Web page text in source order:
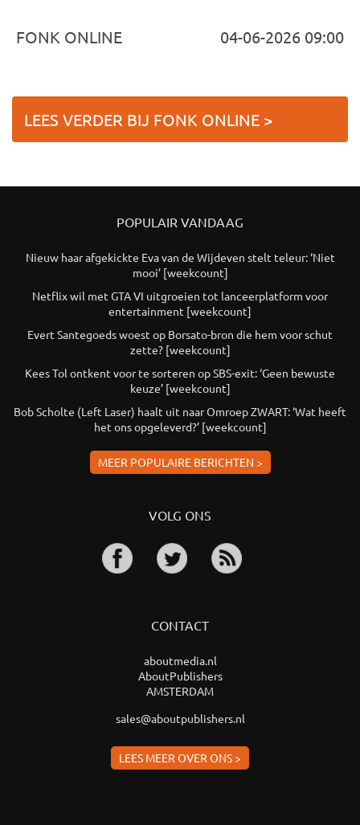
FONK ONLINE 04-06-2026 09:00
LEES VERDER BIJ FONK ONLINE >
POPULAIR VANDAAG
Nieuw haar afgekickte Eva van de Wijdeven stelt teleur: ‘Niet
mooi’ [weekcount]
Netflix wil met GTA VI uitgroeien tot lanceerplatform voor
entertainment [weekcount]
Evert Santegoeds woest op Borsato-bron die hem voor schut
zette? [weekcount]
Kees Tol ontkent voor te sorteren op SBS-exit: ‘Geen bewuste
keuze’ [weekcount]
Bob Scholte (Left Laser) haalt uit naar Omroep ZWART: ‘Wat heeft
het ons opgeleverd?’ [weekcount]
MEER POPULAIRE BERICHTEN >
VOLG ONS
CONTACT
aboutmedia.nl
AboutPublishers
AMSTERDAM
sales@aboutpublishers.nl
LEES MEER OVER ONS >